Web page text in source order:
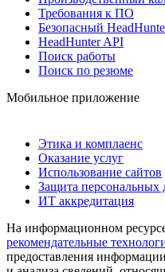
Требования к ПО
Безопасный
HeadHunter API
Поиск работы
Поиск по резюме
Мобильное приложение
Этика и комплаенс
Оказание услуг
Использование сайтов
Защита персональных
ИТ аккредитация
На информационном
рекомендательные
предоставления